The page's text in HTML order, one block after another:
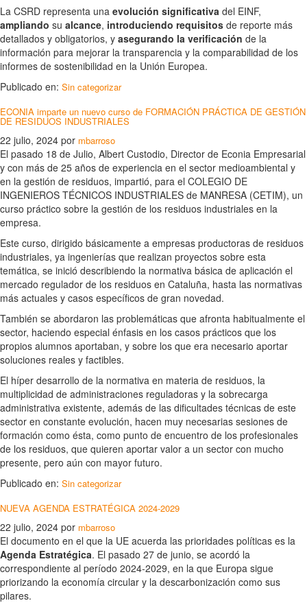
La CSRD representa una evolución significativa del EINF,
ampliando su alcance, introduciendo requisitos de reporte más
detallados y obligatorios, y asegurando la verificación de la
información para mejorar la transparencia y la comparabilidad de los
informes de sostenibilidad en la Unión Europea.
Publicado en: Sin categorizar
ECONIA imparte un nuevo curso de FORMACIÓN PRÁCTICA DE GESTIÓN
DE RESIDUOS INDUSTRIALES
22 julio, 2024 por mbarroso
El pasado 18 de Julio, Albert Custodio, Director de Econia Empresarial
y con más de 25 años de experiencia en el sector medioambiental y
en la gestión de residuos, impartió, para el COLEGIO DE
INGENIEROS TÉCNICOS INDUSTRIALES de MANRESA (CETIM), un
curso práctico sobre la gestión de los residuos industriales en la
empresa.
Este curso, dirigido básicamente a empresas productoras de residuos
industriales, ya ingenierías que realizan proyectos sobre esta
temática, se inició describiendo la normativa básica de aplicación el
mercado regulador de los residuos en Cataluña, hasta las normativas
más actuales y casos específicos de gran novedad.
También se abordaron las problemáticas que afronta habitualmente el
sector, haciendo especial énfasis en los casos prácticos que los
propios alumnos aportaban, y sobre los que era necesario aportar
soluciones reales y factibles.
El híper desarrollo de la normativa en materia de residuos, la
multiplicidad de administraciones reguladoras y la sobrecarga
administrativa existente, además de las dificultades técnicas de este
sector en constante evolución, hacen muy necesarias sesiones de
formación como ésta, como punto de encuentro de los profesionales
de los residuos, que quieren aportar valor a un sector con mucho
presente, pero aún con mayor futuro.
Publicado en: Sin categorizar
NUEVA AGENDA ESTRATÉGICA 2024-2029
22 julio, 2024 por mbarroso
El documento en el que la UE acuerda las prioridades políticas es la
Agenda Estratégica. El pasado 27 de junio, se acordó la
correspondiente al período 2024-2029, en la que Europa sigue
priorizando la economía circular y la descarbonización como sus
pilares.